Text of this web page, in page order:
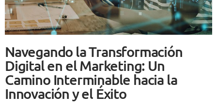
Navegando la Transformación
Digital en el Marketing: Un
Camino Interminable hacia la
Innovación y el Éxito